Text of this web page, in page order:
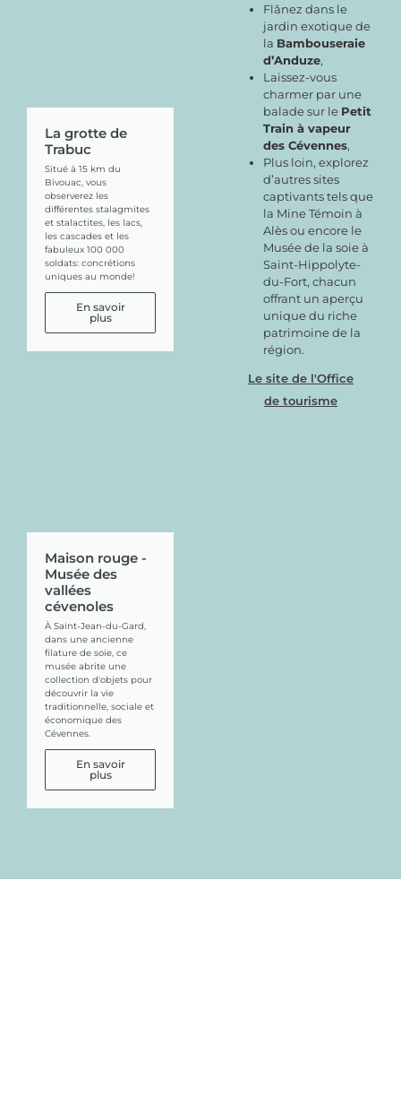
Flânez dans le
jardin exotique de
la Bambouseraie
d’Anduze,
Laissez-vous
charmer par une
balade sur le Petit
Train à vapeur
des Cévennes,
Plus loin, explorez
d’autres sites
captivants tels que
la Mine Témoin à
Alès ou encore le
Musée de la soie à
Saint-Hippolyte-
du-Fort, chacun
offrant un aperçu
unique du riche
patrimoine de la
région.
Le site de l'Office
de tourisme
La grotte de
Trabuc
Situé à 15 km du
Bivouac, vous
observerez les
différentes stalagmites
et stalactites, les lacs,
les cascades et les
fabuleux 100 000
soldats: concrétions
uniques au monde!
En savoir
plus
Maison rouge -
Musée des
vallées
cévenoles
À Saint-Jean-du-Gard,
dans une ancienne
filature de soie, ce
musée abrite une
collection d'objets pour
découvrir la vie
traditionnelle, sociale et
économique des
Cévennes.
En savoir
plus